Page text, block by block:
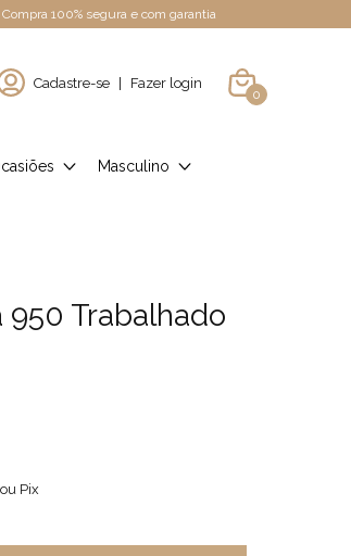
Compra 100% segura e com garantia
Cadastre-se | Fazer login
0
Masculino
Trabalhado
Pix